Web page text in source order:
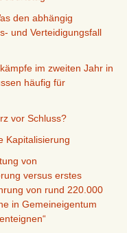
den abhängig
und Verteidigungsfall
im zweiten Jahr in
häufig für
vor Schluss?
Kapitalisierung
von
versus erstes
von rund 220.000
in Gemeineigentum